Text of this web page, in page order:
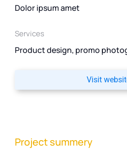
Dolor ipsum amet
Services
Product design, promo
Visit
Project summery